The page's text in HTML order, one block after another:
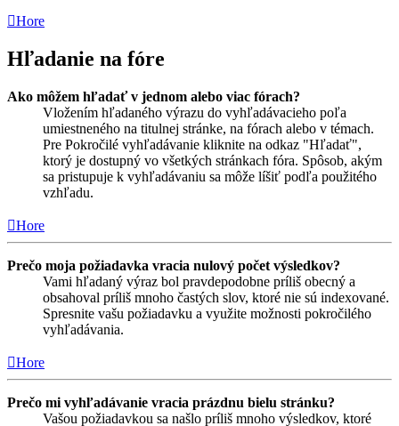
Hore
Hľadanie na fóre
Ako môžem hľadať v jednom alebo viac fórach?
Vložením hľadaného výrazu do vyhľadávacieho poľa
umiestneného na titulnej stránke, na fórach alebo v témach.
Pre Pokročilé vyhľadávanie kliknite na odkaz "Hľadať",
ktorý je dostupný vo všetkých stránkach fóra. Spôsob, akým
sa pristupuje k vyhľadávaniu sa môže líšiť podľa použitého
vzhľadu.
Hore
Prečo moja požiadavka vracia nulový počet výsledkov?
Vami hľadaný výraz bol pravdepodobne príliš obecný a
obsahoval príliš mnoho častých slov, ktoré nie sú indexované.
Spresnite vašu požiadavku a využite možnosti pokročilého
vyhľadávania.
Hore
Prečo mi vyhľadávanie vracia prázdnu bielu stránku?
Vašou požiadavkou sa našlo príliš mnoho výsledkov, ktoré